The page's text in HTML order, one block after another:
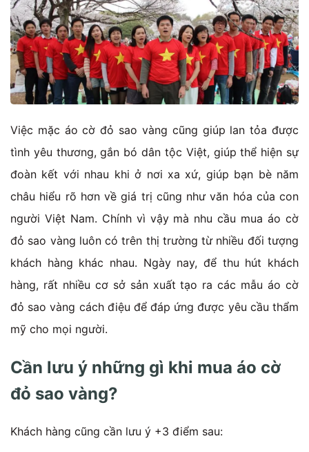
Việc mặc áo cờ đỏ sao vàng cũng giúp lan tỏa được
tình yêu thương, gắn bó dân tộc Việt, giúp thể hiện sự
đoàn kết với nhau khi ở nơi xa xứ, giúp bạn bè năm
châu hiểu rõ hơn về giá trị cũng như văn hóa của con
người Việt Nam. Chính vì vậy mà nhu cầu mua áo cờ
đỏ sao vàng luôn có trên thị trường từ nhiều đối tượng
khách hàng khác nhau. Ngày nay, để thu hút khách
hàng, rất nhiều cơ sở sản xuất tạo ra các mẫu áo cờ
đỏ sao vàng cách điệu để đáp ứng được yêu cầu thẩm
mỹ cho mọi người.
Cần lưu ý những gì khi mua áo cờ
đỏ sao vàng?
Khách hàng cũng cần lưu ý +3 điểm sau: